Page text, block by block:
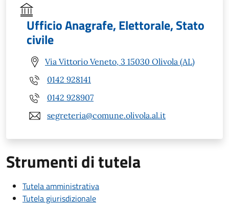
Ufficio Anagrafe, Elettorale, Stato
civile
Via Vittorio Veneto, 3 15030 Olivola (AL)
0142 928141
0142 928907
segreteria@comune.olivola.al.it
Strumenti di tutela
Tutela amministrativa
Tutela giurisdizionale